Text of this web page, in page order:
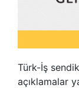
Türk-İş
açıklamalar